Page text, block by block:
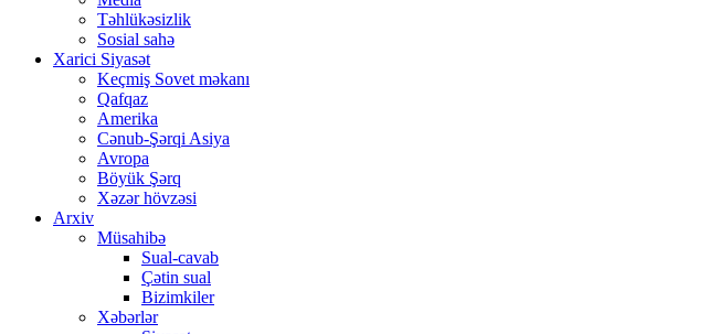
Təhlükəsizlik
Sosial sahə
Xarici Siyasət
Keçmiş Sovet məkanı
Qafqaz
Amerika
Cənub-Şərqi Asiya
Avropa
Böyük Şərq
Xəzər hövzəsi
Arxiv
Müsahibə
Sual-cavab
Çətin sual
Bizimkiler
Xəbərlər